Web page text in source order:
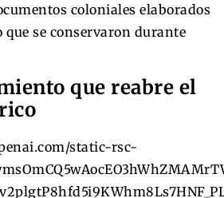
coloniales elaborados
que se conservaron durante
que reabre el